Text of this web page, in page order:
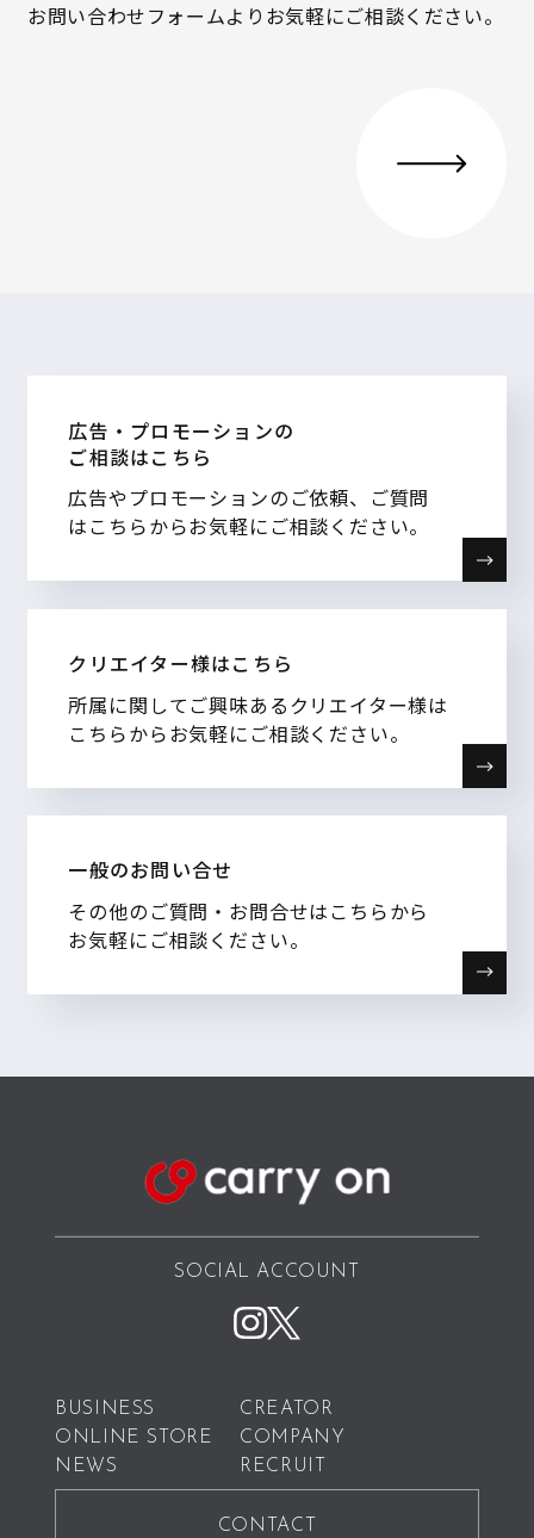
お問い合わせフォームよりお気軽にご相談ください。
広告・プロモーションの
ご相談はこちら
広告やプロモーションのご依頼、ご質問
はこちらからお気軽にご相談ください。
クリエイター様はこちら
所属に関してご興味あるクリエイター様は
こちらからお気軽にご相談ください。
一般のお問い合せ
その他のご質問・お問合せはこちらから
お気軽にご相談ください。
SOCIAL ACCOUNT
BUSINESS
CREATOR
ONLINE STORE
COMPANY
NEWS
RECRUIT
CONTACT